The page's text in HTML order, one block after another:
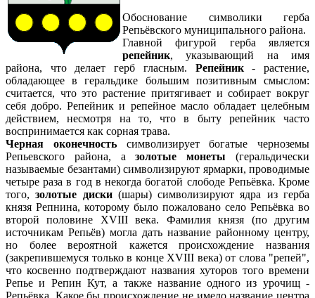
Обоснование символики герба
Репьёвского муниципального района.
Главной фигурой герба является
репейник, указывающий на имя
района, что делает герб гласным. Репейник- растение,
обладающее в геральдике большим позитивным смыслом:
считается, что это растение притягивает и собирает вокруг
себя добро. Репейник и репейное масло обладает целебным
действием, несмотря на то, что в быту репейник часто
воспринимается как сорная трава.
Черная оконечностьсимволизирует богатые черноземы
Репьевского района, азолотые монеты (геральдически
называемые безантами) символизируют ярмарки, проводимые
четыре раза в год в некогда богатой слободе Репьёвка. Кроме
того,золотые диски(шары) символизируют ядра из герба
князя Репнина, которому было пожаловано село Репьёвка во
второй половине XVIII века. Фамилия князя (по другим
источникам Репьёв) могла дать название районному центру,
но более вероятной кажется происхождение названия
(закрепившемуся только в конце XVIII века) от слова "репей",
что косвенно подтверждают названия хуторов того времени
Репье и Репин Кут, а также название одного из урочищ -
Репьёвка. Какое бы происхождение не имело название центра